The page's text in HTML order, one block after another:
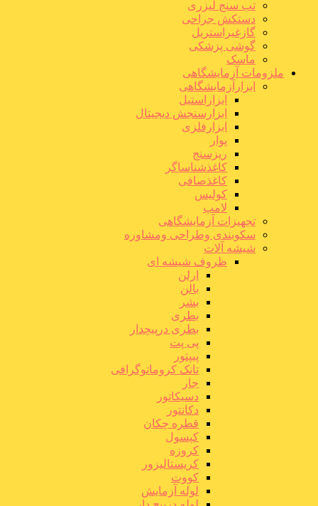
تب سنج لیزری
دستکش جراحی
گازغیراستریل
گوشی پزشکی
ماسک
ملزومات آزمایشگاهی
ابزارآزمایشگاهی
ابزاراستیل
ابزارسنجش دیجیتال
ابزارفلزی
پوار
ریزسنج
کاغذشناساگر
کاغذصافی
کولیس
لامپ
تجهیزات آزمایشگاهی
سکوبندی وطراحی ومشاوره
شیشه آلات
ظروف شیشه ای
ارلن
بالن
بشر
بطری
بطری درپیچدار
پی پت
پیپتور
تانک کروماتوگرافی
جار
دسیکاتور
دکانتور
قطره چکان
کپسول
کروزه
کریستالیزور
کووت
لوله آزمایش